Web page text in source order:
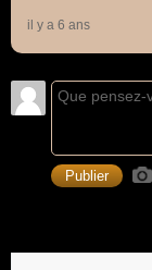
il y a 6 ans